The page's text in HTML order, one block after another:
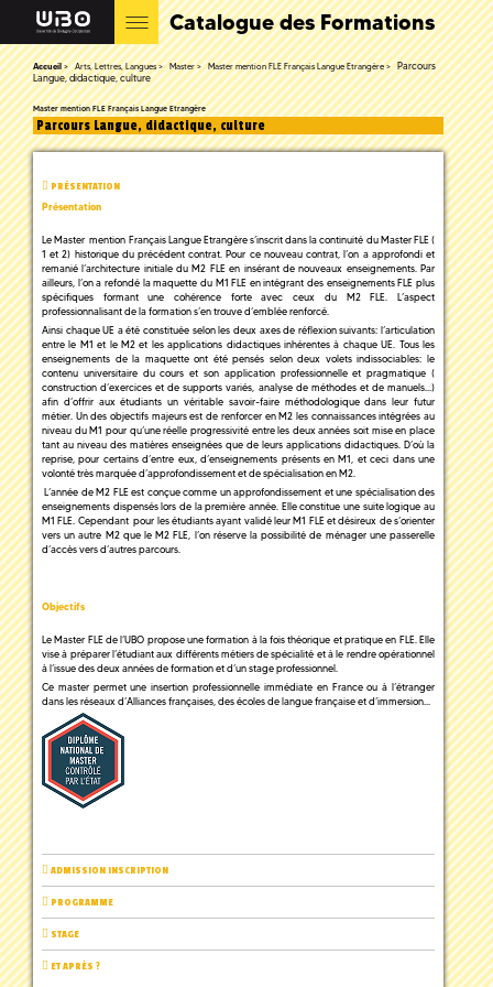
Catalogue des Formations
Accueil Arts, Lettres, Langues Master Master mention FLE Français Langue Etrangère
Parcours
Langue, didactique, culture
Master mention FLE Français Langue Etrangère
Parcours Langue, didactique, culture
PRÉSENTATION
Présentation
Le Master mention Français Langue Etrangère s’inscrit dans la continuité du Master FLE (
1 et 2) historique du précédent contrat. Pour ce nouveau contrat, l’on a approfondi et
remanié l’architecture initiale du M2 FLE en insérant de nouveaux enseignements. Par
ailleurs, l’on a refondé la maquette du M1 FLE en intégrant des enseignements FLE plus
spécifiques formant une cohérence forte avec ceux du M2 FLE. L’aspect
professionnalisant de la formation s’en trouve d’emblée renforcé.
Ainsi chaque UE a été constituée selon les deux axes de réflexion suivants: l’articulation
entre le M1 et le M2 et les applications didactiques inhérentes à chaque UE. Tous les
enseignements de la maquette ont été pensés selon deux volets indissociables: le
contenu universitaire du cours et son application professionnelle et pragmatique (
construction d’exercices et de supports variés, analyse de méthodes et de manuels…)
afin d’offrir aux étudiants un véritable savoir-faire méthodologique dans leur futur
métier. Un des objectifs majeurs est de renforcer en M2 les connaissances intégrées au
niveau du M1 pour qu’une réelle progressivité entre les deux années soit mise en place
tant au niveau des matières enseignées que de leurs applications didactiques. D’où la
reprise, pour certains d’entre eux, d’enseignements présents en M1, et ceci dans une
volonté très marquée d’approfondissement et de spécialisation en M2.
L’année de M2 FLE est conçue comme un approfondissement et une spécialisation des
enseignements dispensés lors de la première année. Elle constitue une suite logique au
M1 FLE. Cependant pour les étudiants ayant validé leur M1 FLE et désireux de s’orienter
vers un autre M2 que le M2 FLE, l’on réserve la possibilité de ménager une passerelle
d’accès vers d’autres parcours.
Objectifs
Le Master FLE de l’UBO propose une formation à la fois théorique et pratique en FLE. Elle
vise à préparer l’étudiant aux différents métiers de spécialité et à le rendre opérationnel
à l’issue des deux années de formation et d’un stage professionnel.
Ce master permet une insertion professionnelle immédiate en France ou à l’étranger
dans les réseaux d’Alliances françaises, des écoles de langue française et d’immersion…
ADMISSION INSCRIPTION
PROGRAMME
STAGE
ET APRÈS ?